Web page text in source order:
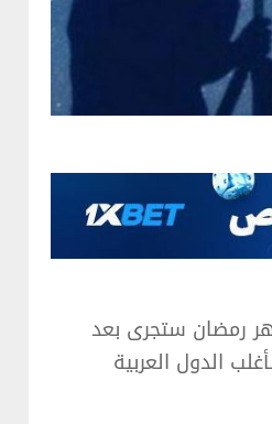
رمضان ستجرى بعد
التونسية وبأغلب الدول العربية